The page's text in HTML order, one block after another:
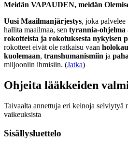
Meidän VAPAUDEN, meidän
Uusi Maailmanjärjestys, joka
hallita maailmaa, sen tyrannia-ohjelma
rokotteista ja rokotuksesta nykyisen
rokotteet eivät ole ratkaisu vaan
kuolemaan, transhumanismiin ja
miljooniin ihmisiin. (Jatka)
Ohjeita lääkkeiden
Taivaalta annettuja eri keinoja selviytyä
vaikeuksista
Sisällysluettelo